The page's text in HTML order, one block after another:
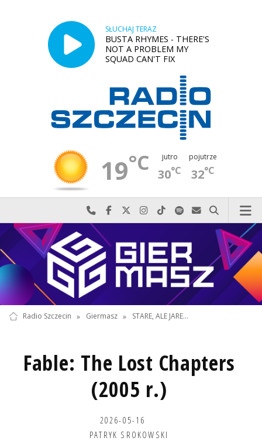
SŁUCHAJ TERAZ
BUSTA RHYMES - THERE'S
NOT A PROBLEM MY
SQUAD CAN'T FIX
19°C jutro
30°C
pojutrze
32°C
Najlepiej po prostu do nas zadzwoń
Odwiedź nas na Facebook-u
Odwiedź nas na X
Odwiedź nas na Instagram-ie
Odwiedź nas na TikTok-u
Szukaj nas na Spotify
Wyślij do nas
Szukaj
Radio Szczecin » Giermasz » STARE, ALE JARE...
Fable: The Lost Chapters
(2005 r.)
2026-05-16
PATRYK SROKOWSKI